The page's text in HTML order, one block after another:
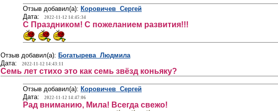
Отзыв добавил(а): Коровичев Сергей
Дата:
2022-11-12 14:45:34
С Праздником! С пожеланием развития!!!
Отзыв добавил(а): Богатырева Людмила
Дата:
2022-11-12 14:43:11
Семь лет стихо это как семь звёзд коньяку?
Отзыв добавил(а): Коровичев Сергей
Дата:
2022-11-12 14:47:06
Рад вниманию, Мила! Всегда свежо!